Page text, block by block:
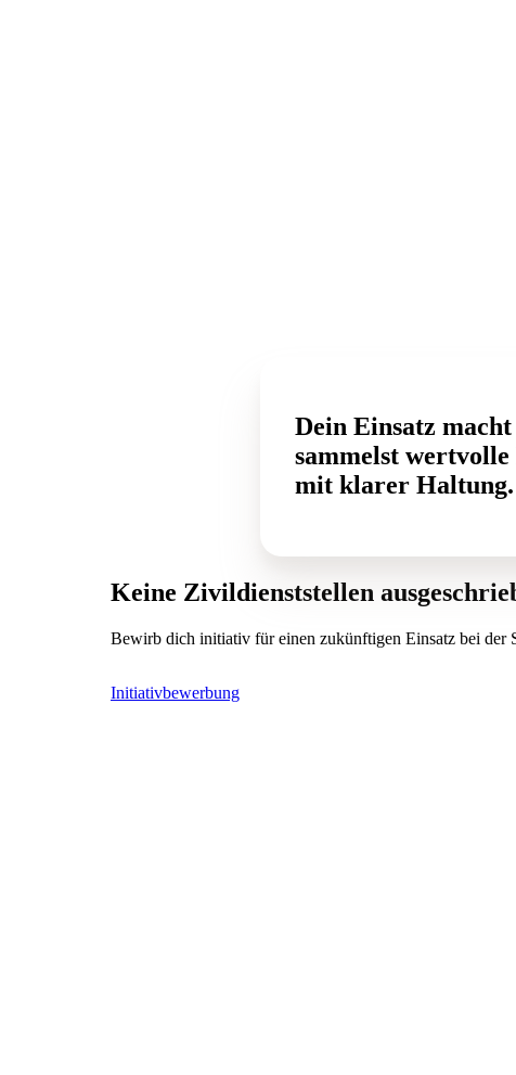
Dein Einsatz
sammelst
mit klarer Haltung.
Keine Zivildienststellen
Bewirb dich initiativ für einen zukünftigen Einsatz bei der
Initiativbewerbung